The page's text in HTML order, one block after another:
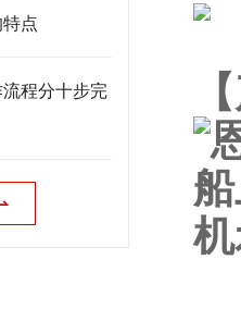
点
程分十步完